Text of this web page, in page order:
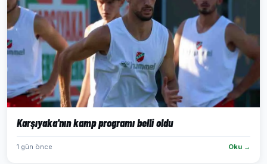
Karşıyaka'nın kamp programı belli oldu
1 gün önce Oku →